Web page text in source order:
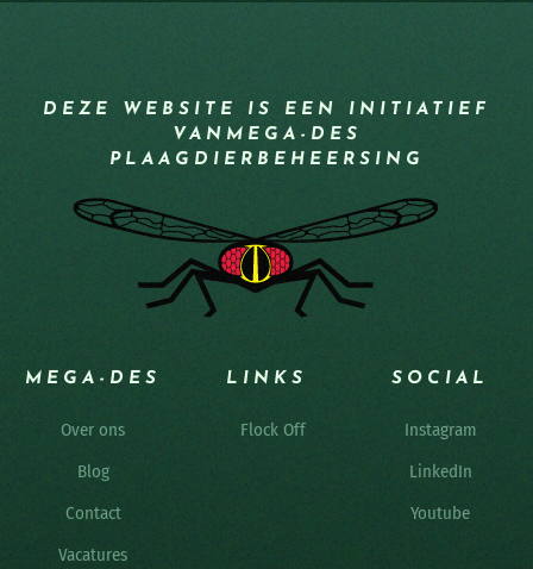
DEZE WEBSITE IS EEN INITIATIEF
VAN MEGA-DES
PLAAGDIERBEHEERSING
MEGA-DES
Over ons
Blog
Contact
Vacatures
LINKS
Flock Off
SOCIAL
Instagram
LinkedIn
Youtube